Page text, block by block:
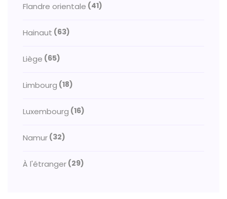
Flandre orientale (41)
Hainaut (63)
Liège (65)
Limbourg (18)
Luxembourg (16)
Namur (32)
À l'étranger (29)